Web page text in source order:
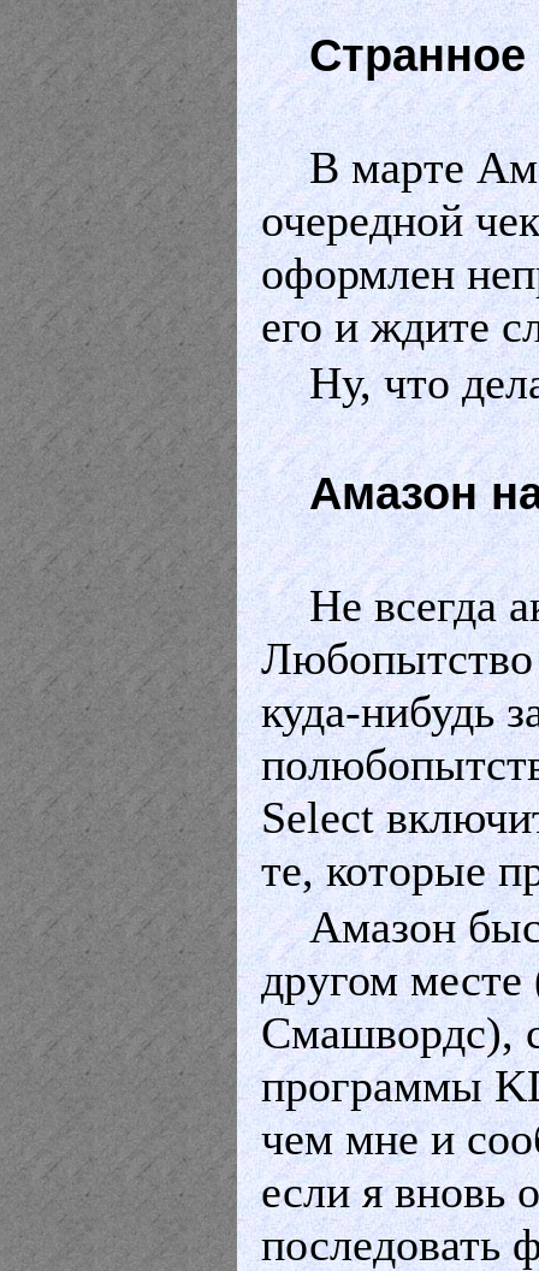
В марте
очередной
оформлен
его и ждите
Ну, что
Амазон
Не всегда
Любопытство
куда-нибудь
Select
те, которые
Амазон
другом
Смашвордс),
программы
чем мне и
если я вновь
последовать